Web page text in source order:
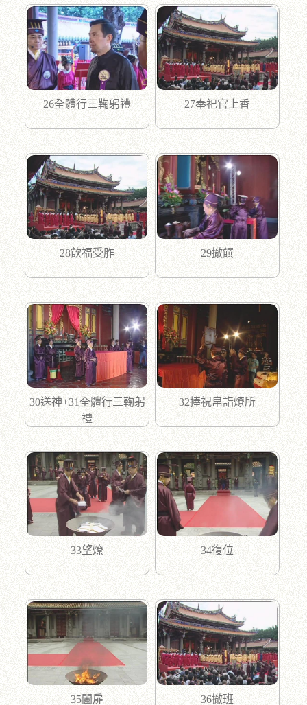
26全體行三鞠躬禮 27奉祀官上香
28飲福受胙 29撤饌
30送神+31全體行三鞠躬
禮
32捧祝帛詣燎所
33望燎 34復位
35闔扉 36撤班